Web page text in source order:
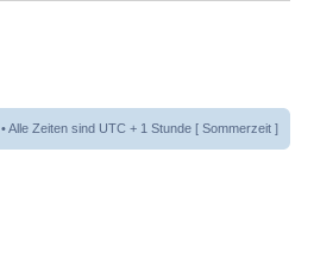
• Alle Zeiten sind UTC + 1 Stunde [ Sommerzeit ]